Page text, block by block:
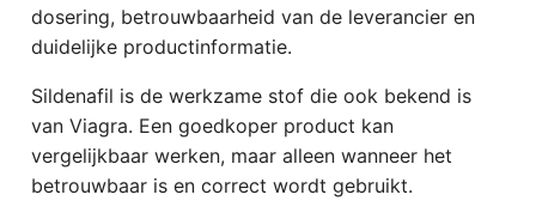
dosering, betrouwbaarheid van de leverancier en
duidelijke productinformatie.
Sildenafil is de werkzame stof die ook bekend is
van Viagra. Een goedkoper product kan
vergelijkbaar werken, maar alleen wanneer het
betrouwbaar is en correct wordt gebruikt.